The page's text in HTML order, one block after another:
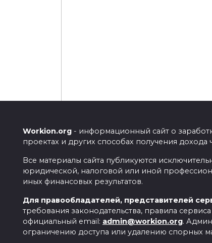
СПОСОБЫ ЗАРАБОТКА
Заработок на
интернете —
0
Одни люди уверенны, что кэшбэк
Workion.org - информационный сайт о
проектах и других способах получения дохода
Все материалы сайта публикуются
юридической, налоговой или иной
иных финансовых результатов.
Для правообладателей, представителей
требования законодательства, правила
официальный email: admin@workion.org.
ограничению доступа или удалению спорных